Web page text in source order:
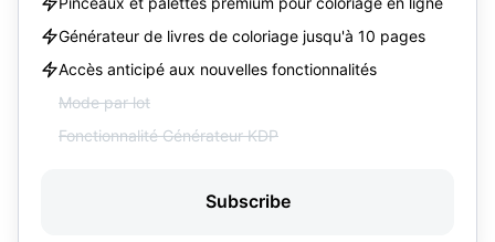
Générateur de livres de coloriage jusqu'à 10 pages
Accès anticipé aux nouvelles fonctionnalités
Mode par lot
Fonctionnalité Générateur KDP
Subscribe